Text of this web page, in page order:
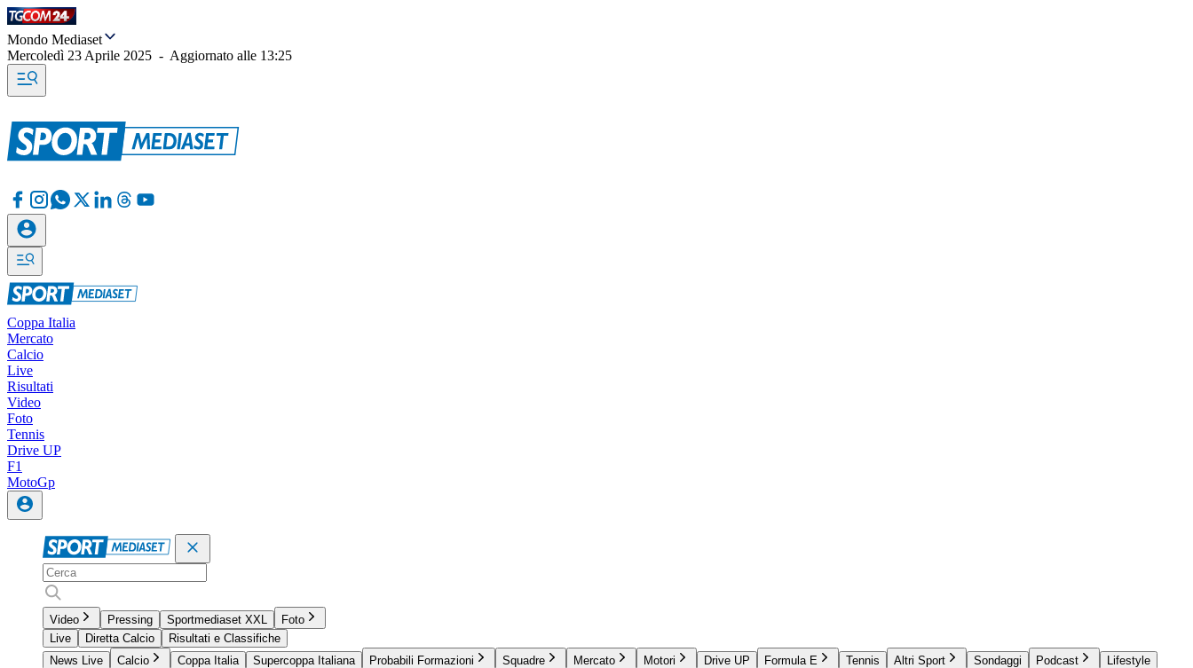
Mondo Mediaset
Mercoledì 23 Aprile 2025 - Aggiornato alle 13:25
Coppa Italia
Mercato
Calcio
Live
Risultati
Video
Foto
Tennis
Drive UP
F1
MotoGp
Video Pressing Sportmediaset XXL
Foto
Live
Diretta Calcio
Risultati e Classifiche
News Live
Calcio Coppa Italia Supercoppa Italiana Probabili Formazioni Squadre Mercato Motori Drive UP Formula E Tennis Altri Sport Sondaggi Podcast
Lifestyle